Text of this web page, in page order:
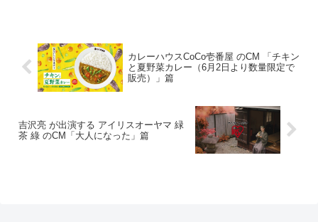
カレーハウスCoCo壱番屋 のCM 「チキン
と夏野菜カレー（6月2日より数量限定で
販売）」篇
吉沢亮 が出演する アイリスオーヤマ 緑
茶 綠 のCM「大人になった」篇